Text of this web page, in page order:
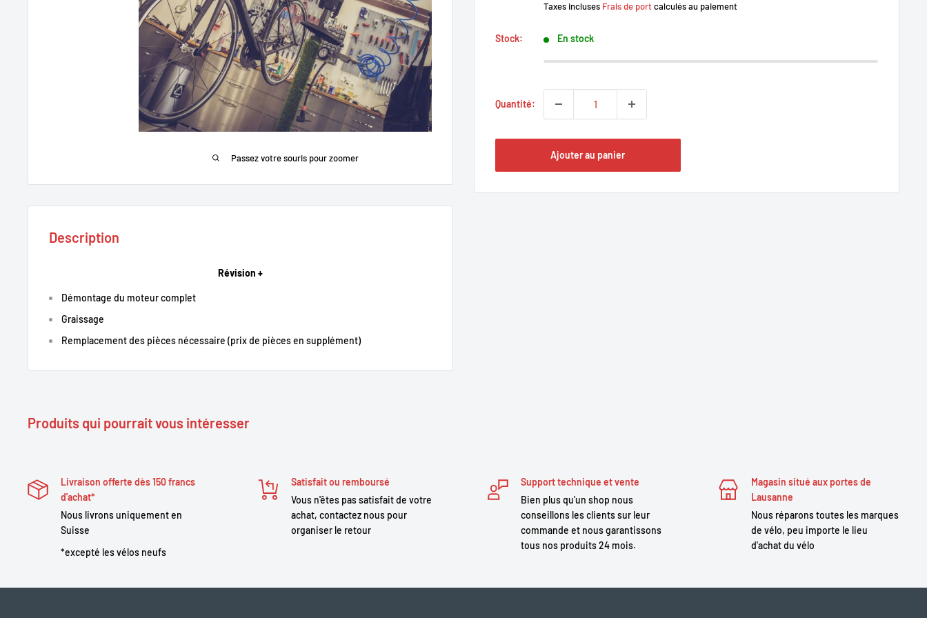
Passez votre souris pour zoomer
Taxes incluses Frais de portcalculés au paiement
Stock: En stock
Quantité:
Ajouter au panier
Description
Révision +
Démontage du moteur complet
Graissage
Remplacement des pièces nécessaire (prix de pièces en supplément)
Produits qui pourrait vous intéresser
Livraison offerte dès 150 francs
d'achat*
Nous livrons uniquement en
Suisse
*excepté les vélos neufs
Satisfait ou remboursé
Vous n'êtes pas satisfait de votre
achat, contactez nous pour
organiser le retour
Support technique et vente
Bien plus qu'un shop nous
conseillons les clients sur leur
commande et nous garantissons
tous nos produits 24 mois.
Magasin situé aux portes de
Lausanne
Nous réparons toutes les marques
de vélo, peu importe le lieu
d'achat du vélo